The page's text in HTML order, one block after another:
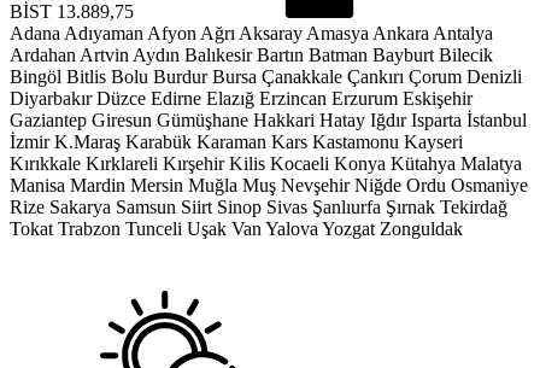
BİST 13.889,75
Adana Adıyaman Afyon Ağrı Aksaray Amasya Ankara Antalya
Ardahan Artvin Aydın Balıkesir Bartın Batman Bayburt Bilecik
Bingöl Bitlis Bolu Burdur Bursa Çanakkale Çankırı Çorum Denizli
Diyarbakır Düzce Edirne Elazığ Erzincan Erzurum Eskişehir
Gaziantep Giresun Gümüşhane Hakkari Hatay Iğdır Isparta İstanbul
İzmir K.Maraş Karabük Karaman Kars Kastamonu Kayseri
Kırıkkale Kırklareli Kırşehir Kilis Kocaeli Konya Kütahya Malatya
Manisa Mardin Mersin Muğla Muş Nevşehir Niğde Ordu Osmaniye
Rize Sakarya Samsun Siirt Sinop Sivas Şanlıurfa Şırnak Tekirdağ
Tokat Trabzon Tunceli Uşak Van Yalova Yozgat Zonguldak